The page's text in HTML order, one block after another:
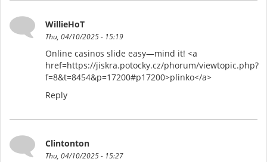
WillieHoT
Thu, 04/10/2025 - 15:19
Online casinos slide easy—mind it! <a
href=https://jiskra.potocky.cz/phorum/viewtopic.php?
f=8&t=8454&p=17200#p17200>plinko</a>
Reply
Clintonton
Thu, 04/10/2025 - 15:27